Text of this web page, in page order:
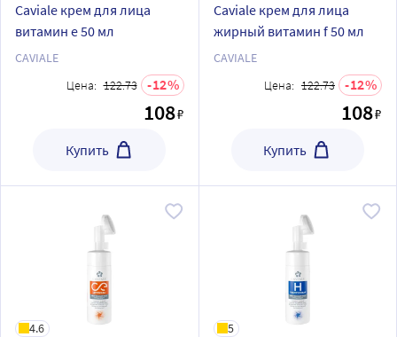
Caviale крем для лица
витамин e 50 мл
CAVIALE
Цена: 122.73 12
108₽
Купить
Caviale крем для лица
жирный витамин f 50 мл
CAVIALE
Цена: 122.73 12
108₽
Купить
4.6 5